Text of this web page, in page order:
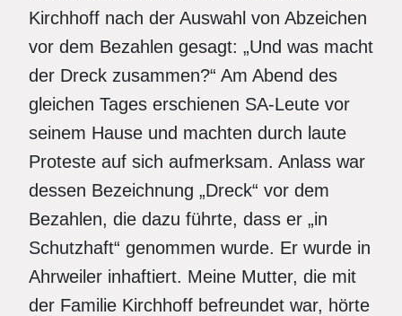
Kirchhoff nach der Auswahl von Abzeichen
vor dem Bezahlen gesagt: „Und was macht
der Dreck zusammen?“ Am Abend des
gleichen Tages erschienen SA-Leute vor
seinem Hause und machten durch laute
Proteste auf sich aufmerksam. Anlass war
dessen Bezeichnung „Dreck“ vor dem
Bezahlen, die dazu führte, dass er „in
Schutzhaft“ genommen wurde. Er wurde in
Ahrweiler inhaftiert. Meine Mutter, die mit
der Familie Kirchhoff befreundet war, hörte